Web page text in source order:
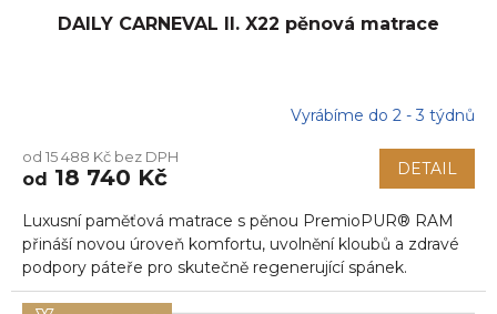
DAILY CARNEVAL II. X22 pěnová matrace
produktu
je
z
5
hvězdiček.
Vyrábíme do 2 - 3 týdnů
od 15 488 Kč bez DPH
od 18 740 Kč DETAIL
Luxusní paměťová matrace s pěnou PremioPUR® RAM
přináší novou úroveň komfortu, uvolnění kloubů a zdravé
podpory páteře pro skutečně regenerující spánek.